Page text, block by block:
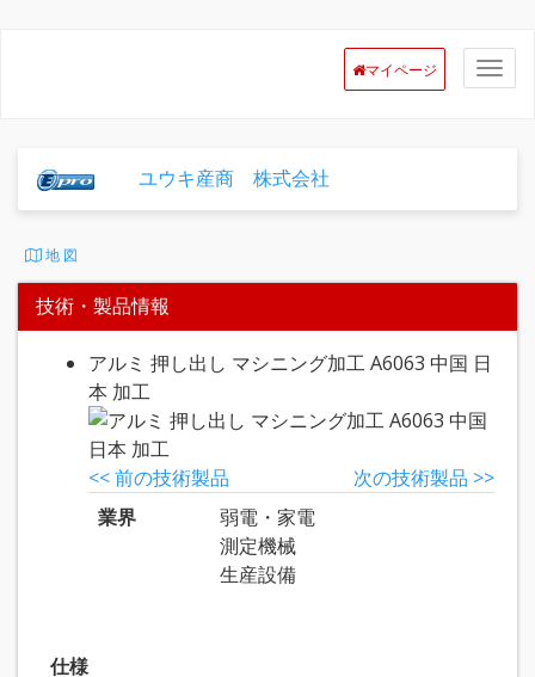
マイページ
ユウキ産商 株式会社
地 図
技術・製品情報
アルミ 押し出し マシニング加工 A6063 中国 日
本 加工
<< 前の技術製品
次の技術製品 >>
業界
弱電・家電
測定機械
生産設備
仕様